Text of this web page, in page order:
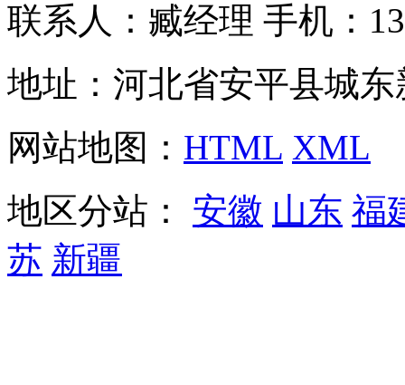
联系人：臧经理 手机：
地址：河北省安平县城
网站地图： HTML XML
地区分站： 安徽 山东 福
苏 新疆